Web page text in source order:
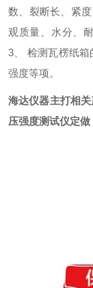
数、裂断长、紧度
观质量、水分、
3、 检测瓦楞纸
强度等项。
海达仪器主打相
压强度测试仪定做